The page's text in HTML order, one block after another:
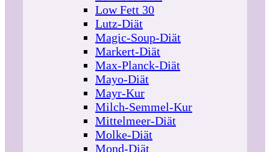
Low Fett 30
Lutz-Diät
Magic-Soup-Diät
Markert-Diät
Max-Planck-Diät
Mayo-Diät
Mayr-Kur
Milch-Semmel-Kur
Mittelmeer-Diät
Molke-Diät
Mond-Diät